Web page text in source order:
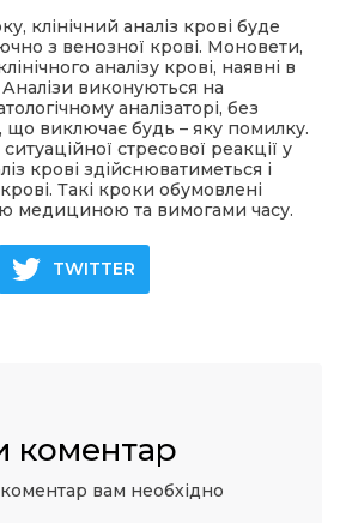
клінічний аналіз крові буде
з венозної крові. Моновети,
аналізу крові, наявні в
Аналізи виконуються на
аналізаторі, без
що виключає будь – яку помилку.
стресової реакції у
крові здійснюватиметься і
Такі кроки обумовлені
медициною та вимогами часу.
TWITTER
коментар
вам необхідно